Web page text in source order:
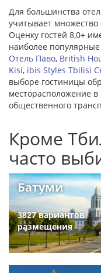
Для большинства
учитывает множество
Оценку гостей 8,0+
наиболее популярные
Отель Паво, British
Kisi, ibis Styles Tbilisi
выборе гостиницы
месторасположение в
общественного
Кроме
часто
Батуми
3827 вариантов
размещения